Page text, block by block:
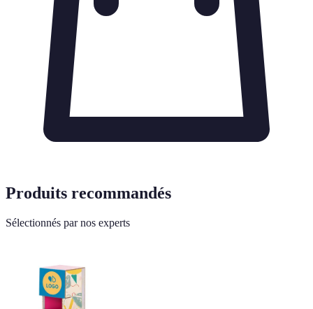
Produits recommandés
Sélectionnés par nos experts